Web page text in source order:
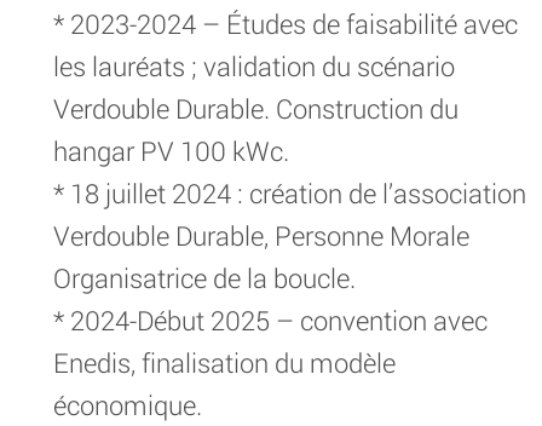
* 2023-2024 – Études de faisabilité avec
les lauréats ; validation du scénario
Verdouble Durable. Construction du
hangar PV 100 kWc.
* 18 juillet 2024 : création de l’association
Verdouble Durable, Personne Morale
Organisatrice de la boucle.
* 2024-Début 2025 – convention avec
Enedis, finalisation du modèle
économique.